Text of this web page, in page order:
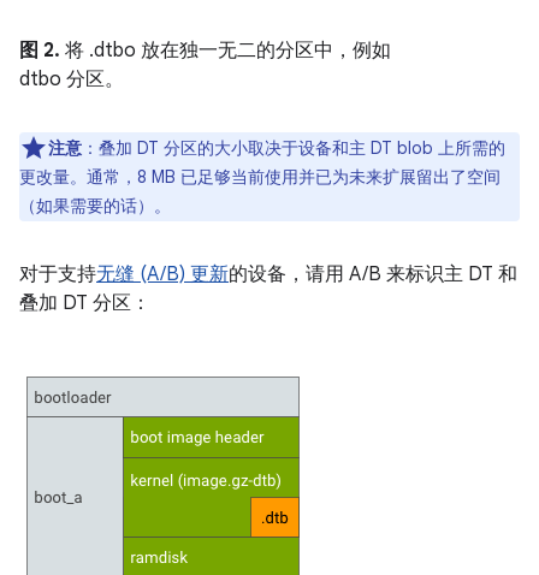
图 2. 将 .dtbo 放在独一无二的分区中，例如
dtbo 分区。
注意 ：叠加 DT 分区的大小取决于设备和主 DT blob 上所需的
更改量。通常，8 MB 已足够当前使用并已为未来扩展留出了空间
（如果需要的话）。
对于支持无缝 (A/B) 更新的设备，请用 A/B 来标识主 DT 和
叠加 DT 分区：